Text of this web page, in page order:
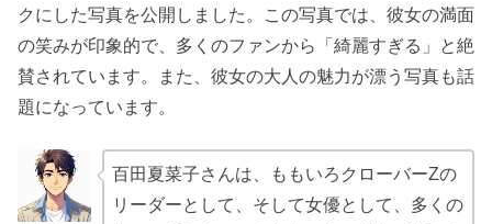
クにした写真を公開しました。この写真では、彼女の満面
の笑みが印象的で、多くのファンから「綺麗すぎる」と絶
賛されています。また、彼女の大人の魅力が漂う写真も話
題になっています。
百田夏菜子さんは、ももいろクローバーZの
リーダーとして、そして女優として、多くの